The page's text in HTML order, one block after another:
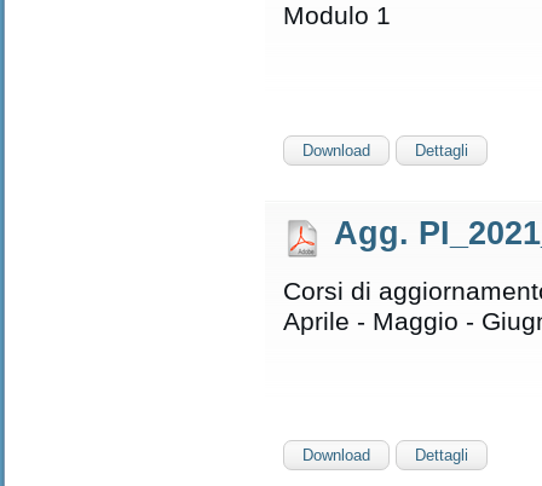
Modulo 1
Download Dettagli
Agg.
Corsi di
Aprile - Maggio -
Download Dettagli